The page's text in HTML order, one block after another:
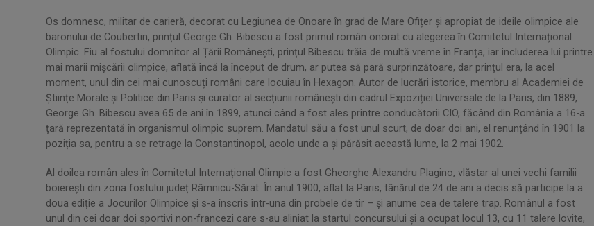
Os domnesc, militar de carieră, decorat cu Legiunea de Onoare în grad de Mare Ofițer și apropiat de ideile olimpice ale
baronului de Coubertin, prințul George Gh. Bibescu a fost primul român onorat cu alegerea în Comitetul Internațional
Olimpic. Fiu al fostului domnitor al Țării Românești, prințul Bibescu trăia de multă vreme în Franța, iar includerea lui printre
mai marii mișcării olimpice, aflată încă la început de drum, ar putea să pară surprinzătoare, dar prințul era, la acel
moment, unul din cei mai cunoscuți români care locuiau în Hexagon. Autor de lucrări istorice, membru al Academiei de
Științe Morale și Politice din Paris și curator al secțiunii românești din cadrul Expoziției Universale de la Paris, din 1889,
George Gh. Bibescu avea 65 de ani în 1899, atunci când a fost ales printre conducătorii CIO, făcând din România a 16-a
țară reprezentată în organismul olimpic suprem. Mandatul său a fost unul scurt, de doar doi ani, el renunțând în 1901 la
poziția sa, pentru a se retrage la Constantinopol, acolo unde a și părăsit această lume, la 2 mai 1902.
Al doilea român ales în Comitetul Internațional Olimpic a fost Gheorghe Alexandru Plagino, vlăstar al unei vechi familii
boierești din zona fostului județ Râmnicu-Sărat. În anul 1900, aflat la Paris, tânărul de 24 de ani a decis să participe la a
doua ediție a Jocurilor Olimpice și s-a înscris într-una din probele de tir – și anume cea de talere trap. Românul a fost
unul din cei doar doi sportivi non-francezi care s-au aliniat la startul concursului și a ocupat locul 13, cu 11 talere lovite,